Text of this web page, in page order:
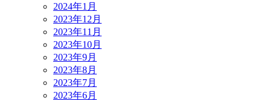
2024年1月
2023年12月
2023年11月
2023年10月
2023年9月
2023年8月
2023年7月
2023年6月